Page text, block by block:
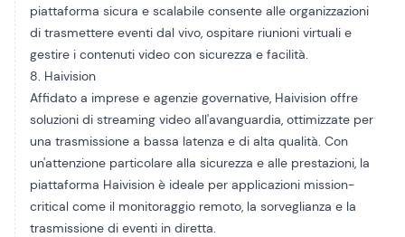
piattaforma sicura e scalabile consente alle organizzazioni
di trasmettere eventi dal vivo, ospitare riunioni virtuali e
gestire i contenuti video con sicurezza e facilità.
8. Haivision
Affidato a imprese e agenzie governative, Haivision offre
soluzioni di streaming video all'avanguardia, ottimizzate per
una trasmissione a bassa latenza e di alta qualità. Con
un'attenzione particolare alla sicurezza e alle prestazioni, la
piattaforma Haivision è ideale per applicazioni mission-
critical come il monitoraggio remoto, la sorveglianza e la
trasmissione di eventi in diretta.